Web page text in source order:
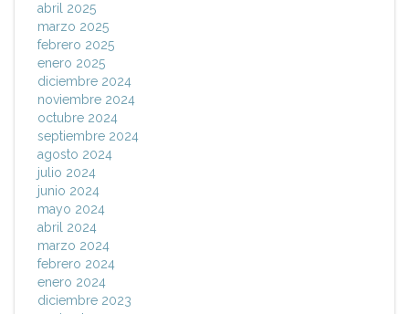
abril 2025
marzo 2025
febrero 2025
enero 2025
diciembre 2024
noviembre 2024
octubre 2024
septiembre 2024
agosto 2024
julio 2024
junio 2024
mayo 2024
abril 2024
marzo 2024
febrero 2024
enero 2024
diciembre 2023